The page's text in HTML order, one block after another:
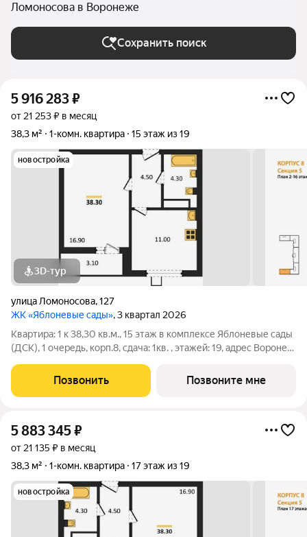
Ломоносова в Воронеже
Сохранить поиск
5 916 283₽
от 21 253 ₽ в месяц
38,3 м²
1-комн. квартира 15 этаж из 19
новостройка
3D-тур
улица Ломоносова,127
ЖК «Яблоневые сады», 3 квартал 2026
Квартира: 1 к 38,30 кв.м., 15 этаж в комплексе Яблоневые сады
(ДСК), 1 очередь, корп.8, сдача: 1кв. , этажей: 19, адрес Воронеж
Позвонить Позвоните мне
5 883 345₽
от 21 135 ₽ в месяц
38,3 м²
1-комн. квартира 17 этаж из 19
новостройка